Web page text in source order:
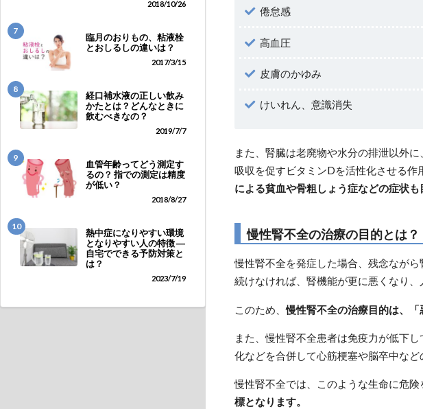
2018/10/26
7
臨月のおりもの、粘液栓
とおしるしの違いは？
2017/3/15
8
経口補水液の正しい飲み
かたとは？どんなときに
飲むべきなの？
2019/7/7
9
血管年齢ってどう測定す
るの？ 指での測定は精度
が低い？
2018/8/27
10
熱中症になりやすい環境
となりやすい人の特徴 ―
自宅でできる予防対策と
は？
2023/7/19
倦怠感
高血圧
皮膚のかゆみ
けいれん、意識消失
また、腎臓は老廃物や水分の排泄以外
吸収を促すビタミンDを活性化させる作
による貧血や骨粗しょう症などの症状も
慢性腎不全の治療の目的とは？
慢性腎不全を発症した場合、残念なが
続けなければ、腎機能が更に悪くなり
このため、慢性腎不全の治療目的は、「
また、慢性腎不全患者は免疫力が低下
化などを合併して心筋梗塞や脳卒中など
慢性腎不全では、このような生命に危険
標となります。